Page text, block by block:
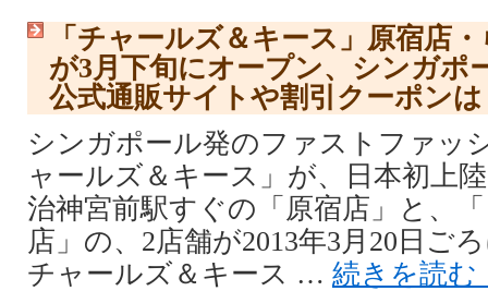
「チャールズ＆キース」原宿店
が3月下旬にオープン、シンガポ
公式通販サイトや割引クーポンは
シンガポール発のファストファッ
ャールズ＆キース」が、日本初上
治神宮前駅すぐの「原宿店」と、
店」の、2店舗が2013年3月20日ご
チャールズ＆キース … 続きを読む